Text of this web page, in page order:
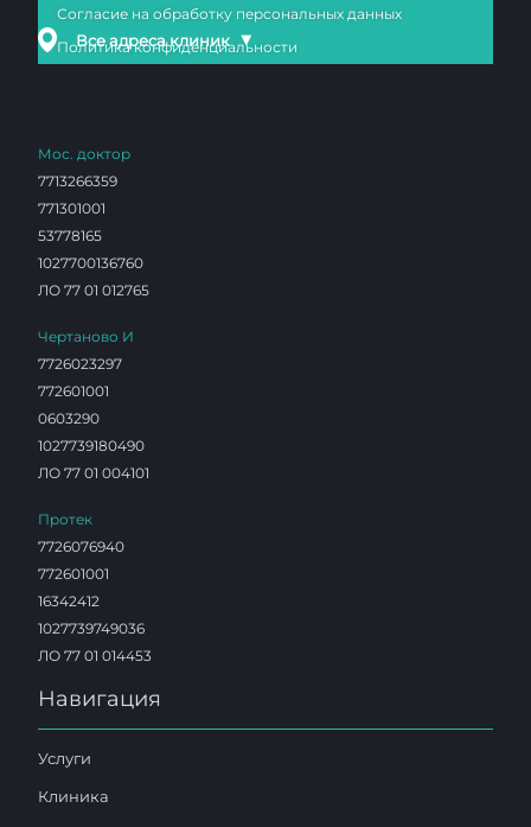
Все адреса клиник ▼
Согласие на обработку персональных данных
Политика конфиденциальности
Мос. доктор
7713266359
771301001
53778165
1027700136760
ЛО 77 01 012765
Чертаново И
7726023297
772601001
0603290
1027739180490
ЛО 77 01 004101
Протек
7726076940
772601001
16342412
1027739749036
ЛО 77 01 014453
Навигация
Услуги
Клиника